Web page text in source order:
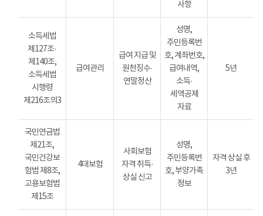
사항
소득세법
제127조·
제140조,
소득세법
시행령
제216조의3
급여관리
급여 지급 및
원천징수·
연말정산
성명,
주민등록번
호, 계좌번호,
급여내역,
소득·
세액공제
자료
5년
국민연금법
제21조,
국민건강보
험법 제8조,
고용보험법
제15조
4대보험
사회보험
자격 취득·
상실 신고
성명,
주민등록번
호, 부양가족
정보
자격 상실 후
3년